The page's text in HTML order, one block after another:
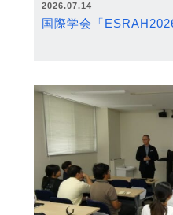
2026.07.14
国際学会「